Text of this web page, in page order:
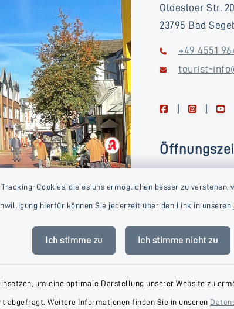
Cookies, die es uns ermöglichen besser zu
hierfür können Sie jederzeit über den Link in unseren
Ich stimme zu Ich stimme nicht zu
um eine optimale Darstellung unserer Website zu
abgefragt. Weitere Informationen finden Sie in unseren
Oldesloer Str. 20
23795 Bad
+49 4551
tourist-
facebookinstagram
Freitag
09:00-16:00 Uhr
Mittwoch
09:00-14:00 Uhr